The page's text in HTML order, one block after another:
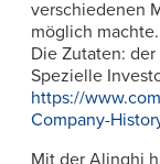
verschiedenen
möglich machte.
Die Zutaten:
Spezielle
https://
Company-